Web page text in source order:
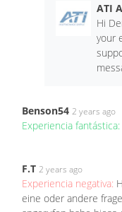
ATI
Hi
your
Benson54 2 years ago
Experiencia fantástica:
F.T 2 years ago
Experiencia negativa:
eine oder andere